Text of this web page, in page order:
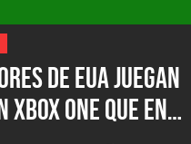
de EUA juegan
XBOX One que en